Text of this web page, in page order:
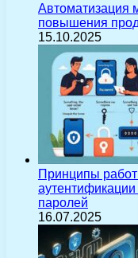
Автоматизация
повышения
15.10.2025
Принципы
паролей
16.07.2025